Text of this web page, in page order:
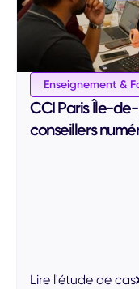
Enseignement &
CCI Paris Île-
conseillers
Lire l'étude de cas